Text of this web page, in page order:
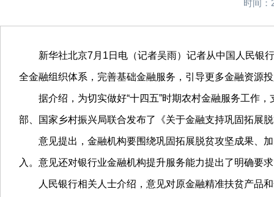
时间：
新华社北京7月1日电（记者吴雨）记者从中国人民银
全金融组织体系，完善基础金融服务，引导更多金融资源投
据介绍，为切实做好“十四五”时期农村金融服务工作
部、国家乡村振兴局联合发布了《关于金融支持巩固拓展
意见提出，金融机构要围绕巩固拓展脱贫攻坚成果、
入。意见还对银行业金融机构提升服务能力提出了明确要
人民银行相关人士介绍，意见对原金融精准扶贫产品